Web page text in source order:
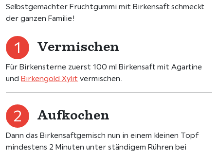
Selbstgemachter Fruchtgummi mit Birkensaft schmeckt
der ganzen Familie!
Vermischen
Für Birkensterne zuerst 100 ml Birkensaft mit Agartine
und Birkengold Xylit vermischen.
Aufkochen
Dann das Birkensaftgemisch nun in einem kleinen Topf
mindestens 2 Minuten unter ständigem Rühren bei